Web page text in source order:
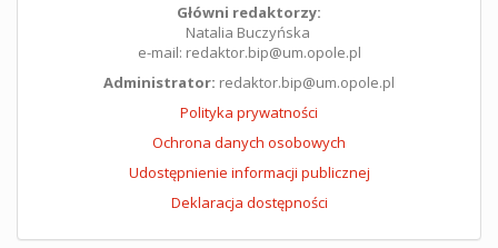
Główni redaktorzy:
Natalia Buczyńska
e-mail: redaktor.bip@um.opole.pl
Administrator: redaktor.bip@um.opole.pl
Polityka prywatności
Ochrona danych osobowych
Udostępnienie informacji publicznej
Deklaracja dostępności